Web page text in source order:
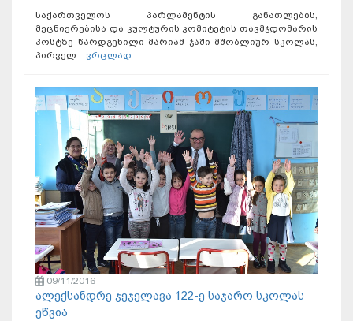
საქართველოს პარლამენტის განათლების,
მეცნიერებისა და კულტურის კომიტეტის თავმჯდომარის
პოსტზე წარდგენილი მარიამ ჯაში მშობლიურ სკოლას,
პირველ... ვრცლად
09/11/2016
ალექსანდრე ჯეჯელავა 122-ე საჯარო სკოლას
ეწვია